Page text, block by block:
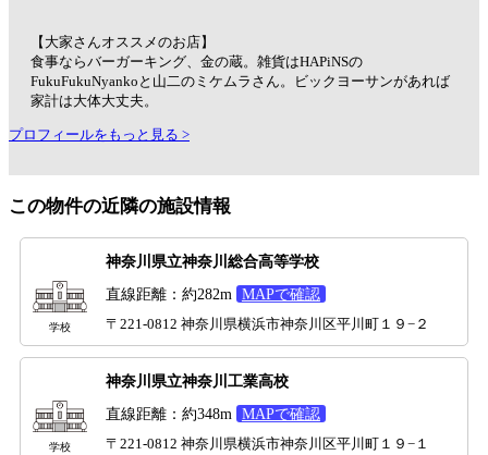
【大家さんオススメのお店】
食事ならバーガーキング、金の蔵。雑貨はHAPiNSの
FukuFukuNyankoと山二のミケムラさん。ビックヨーサンがあれば
家計は大体大丈夫。
プロフィールをもっと見る >
この物件の近隣の施設情報
学校
神奈川県立神奈川総合高等学校
直線距離：約282m
MAPで確認
〒221-0812 神奈川県横浜市神奈川区平川町１９−２
学校
神奈川県立神奈川工業高校
直線距離：約348m
MAPで確認
〒221-0812 神奈川県横浜市神奈川区平川町１９−１